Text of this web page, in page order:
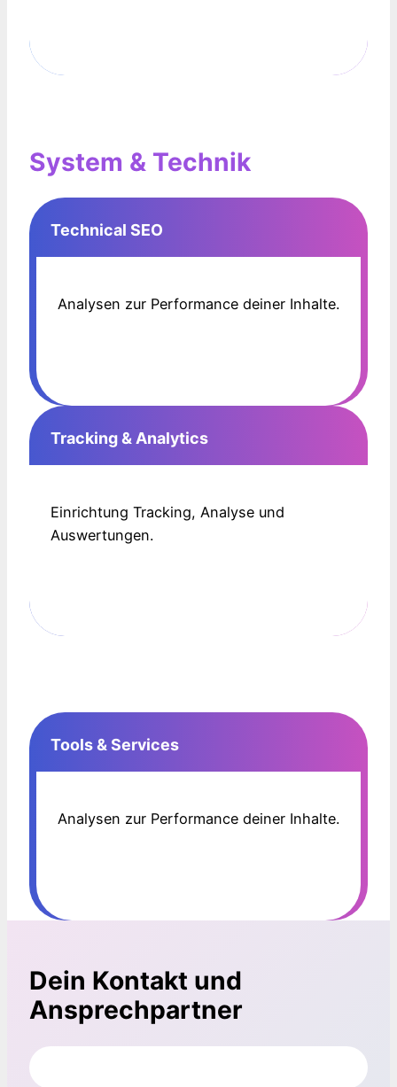
System & Technik
Technical SEO
Analysen zur Performance deiner Inhalte.
Tracking & Analytics
Einrichtung Tracking, Analyse und
Auswertungen.
Tools & Services
Analysen zur Performance deiner Inhalte.
Dein Kontakt und
Ansprechpartner